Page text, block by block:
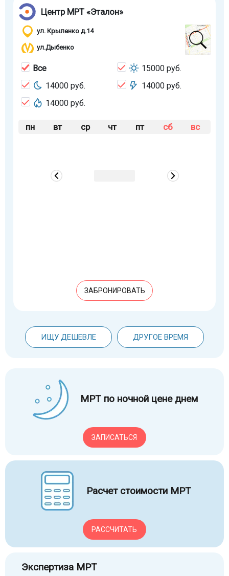
Центр МРТ «Эталон»
ул. Крыленко д.14
ул.Дыбенко
Все
15000 руб.
14000 руб.
14000 руб.
14000 руб.
пн вт ср чт пт сб вс
ЗАБРОНИРОВАТЬ
ИЩУ ДЕШЕВЛЕ ДРУГОЕ ВРЕМЯ
МРТ по ночной цене днем
ЗАПИСАТЬСЯ
Расчет стоимости МРТ
РАССЧИТАТЬ
Экспертиза МРТ